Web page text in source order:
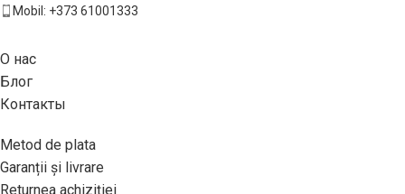
Mobil: +373 61001333
О нас
Блог
Контакты
Metod de plata
Garanții și livrare
Returnea achiziției